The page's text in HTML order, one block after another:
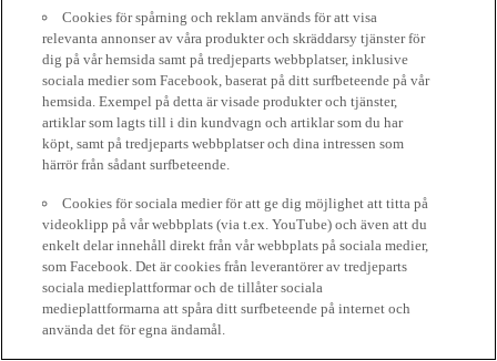
Cookies för spårning och reklam används för att visa
relevanta annonser av våra produkter och skräddarsy tjänster för
dig på vår hemsida samt på tredjeparts webbplatser, inklusive
sociala medier som Facebook, baserat på ditt surfbeteende på vår
hemsida. Exempel på detta är visade produkter och tjänster,
artiklar som lagts till i din kundvagn och artiklar som du har
köpt, samt på tredjeparts webbplatser och dina intressen som
härrör från sådant surfbeteende.
Cookies för sociala medier för att ge dig möjlighet att titta på
videoklipp på vår webbplats (via t.ex. YouTube) och även att du
enkelt delar innehåll direkt från vår webbplats på sociala medier,
som Facebook. Det är cookies från leverantörer av tredjeparts
sociala medieplattformar och de tillåter sociala
medieplattformarna att spåra ditt surfbeteende på internet och
använda det för egna ändamål.